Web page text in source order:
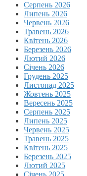
Серпень 2026
Липень 2026
Червень 2026
Травень 2026
Квітень 2026
Березень 2026
Лютий 2026
Січень 2026
Грудень 2025
Листопад 2025
Жовтень 2025
Вересень 2025
Серпень 2025
Липень 2025
Червень 2025
Травень 2025
Квітень 2025
Березень 2025
Лютий 2025